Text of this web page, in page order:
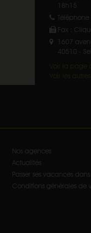
18h15
Téléphone :
Fax :
1607
40510 -
Nos agences
Actualités
Passer ses vacances
Conditions générales de